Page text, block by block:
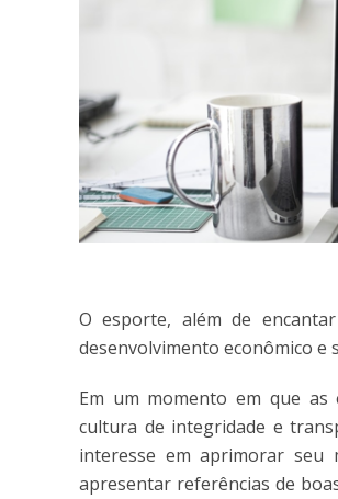
O esporte, além de
desenvolvimento econômico e
Em um momento em que
cultura de integridade e
interesse em aprimorar seu
apresentar referências de